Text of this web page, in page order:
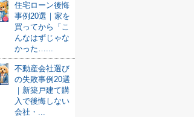
住宅ローン後悔
事例20選｜家を
買ってから「こ
んなはずじゃな
かった…...
不動産会社選び
の失敗事例20選
｜新築戸建て購
入で後悔しない
会社・...